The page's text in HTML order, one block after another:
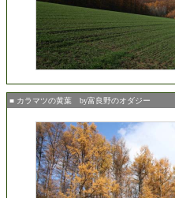
■ カラマツの黄葉 by富良野のオダジー